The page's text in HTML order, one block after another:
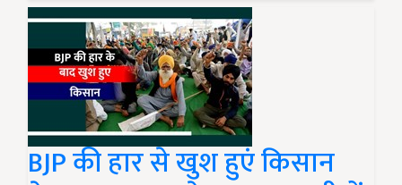
BJP की हार से खुश हुएं किसान